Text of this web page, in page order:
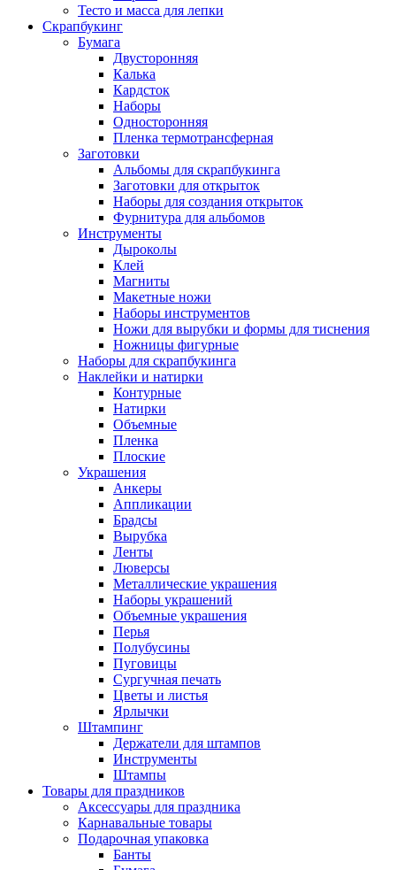
Тесто и масса для лепки
Скрапбукинг
Бумага
Двусторонняя
Калька
Кардсток
Наборы
Односторонняя
Пленка термотрансферная
Заготовки
Альбомы для скрапбукинга
Заготовки для открыток
Наборы для создания открыток
Фурнитура для альбомов
Инструменты
Дыроколы
Клей
Магниты
Макетные ножи
Наборы инструментов
Ножи для вырубки и формы для тиснения
Ножницы фигурные
Наборы для скрапбукинга
Наклейки и натирки
Контурные
Натирки
Объемные
Пленка
Плоские
Украшения
Анкеры
Аппликации
Брадсы
Вырубка
Ленты
Люверсы
Металлические украшения
Наборы украшений
Объемные украшения
Перья
Полубусины
Пуговицы
Сургучная печать
Цветы и листья
Ярлычки
Штампинг
Держатели для штампов
Инструменты
Штампы
Товары для праздников
Аксессуары для праздника
Карнавальные товары
Подарочная упаковка
Банты